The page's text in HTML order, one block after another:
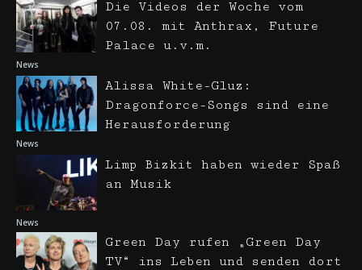
News
Die Videos der Woche vom
07.08. mit Anthrax, Future
Palace u.v.m.
News
Alissa White-Gluz:
Dragonforce-Songs sind eine
Herausforderung
News
Limp Bizkit haben wieder Spaß
an Musik
Green Day rufen „Green Day
TV“ ins Leben und senden dort